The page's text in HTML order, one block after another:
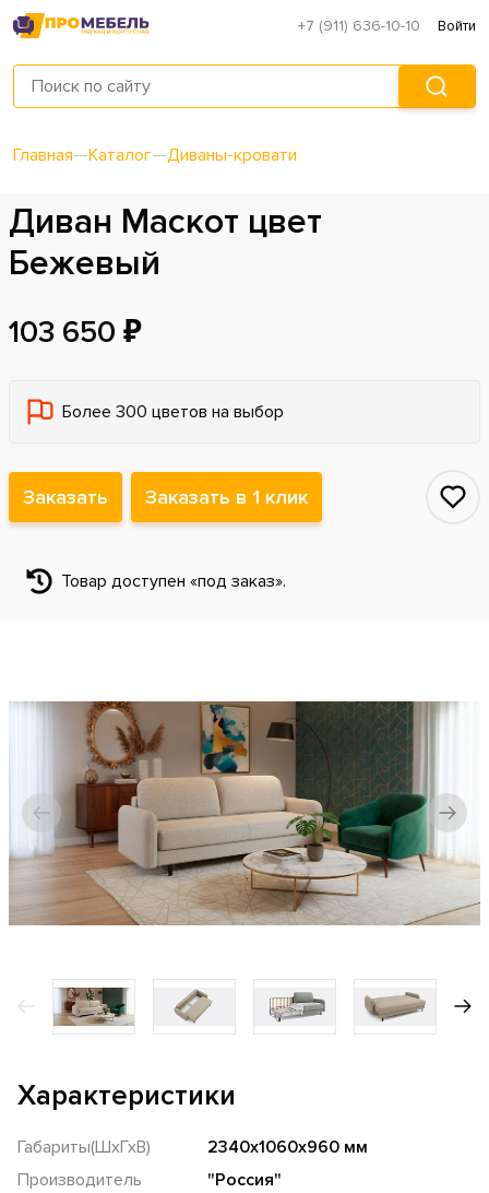
+7 (911) 636-10-10 Войти
Главная—Каталог—Диваны-кровати
Диван Маскот цвет
Бежевый
103 650 ₽
Более 300 цветов на выбор
Заказать Заказать в 1 клик
Товар доступен «под заказ».
Характеристики
Габариты(ШхГхВ)
2340х1060х960 мм
Производитель
"Россия"